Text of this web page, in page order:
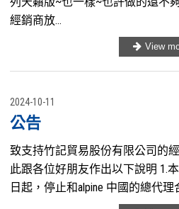
經銷商放...
2024-10-11
公告
致支持竹記貿易股份有限公司的
此跟各位好朋友作出以下說明 1.
日起，停止和alpine 中國的總代理